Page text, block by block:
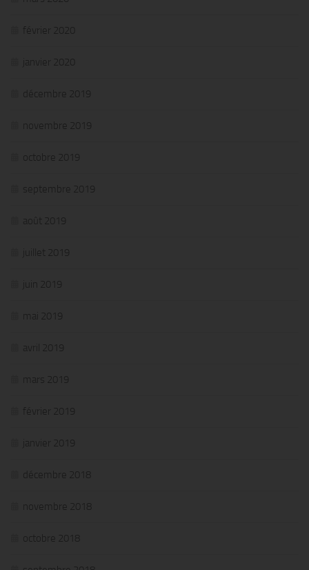
février 2020
janvier 2020
décembre 2019
novembre 2019
octobre 2019
septembre 2019
août 2019
juillet 2019
juin 2019
mai 2019
avril 2019
mars 2019
février 2019
janvier 2019
décembre 2018
novembre 2018
octobre 2018